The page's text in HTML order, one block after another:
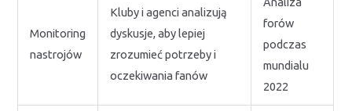
Monitoring
nastrojów
Kluby i agenci analizują
dyskusje, aby lepiej
zrozumieć potrzeby i
oczekiwania fanów
forów
podczas
mundialu
2022